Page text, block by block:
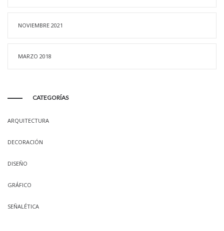
NOVIEMBRE 2021
MARZO 2018
CATEGORÍAS
ARQUITECTURA
DECORACIÓN
DISEÑO
GRÁFICO
SEÑALÉTICA